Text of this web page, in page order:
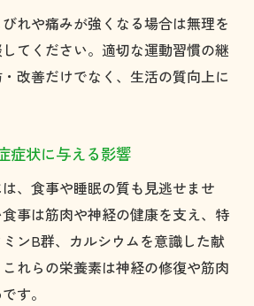
れや痛みが強くなる場合は無理を
てください。適切な運動習慣の継
改善だけでなく、生活の質向上に
症状に与える影響
、食事や睡眠の質も見逃せませ
事は筋肉や神経の健康を支え、特
ンB群、カルシウムを意識した献
れらの栄養素は神経の修復や筋肉
す。